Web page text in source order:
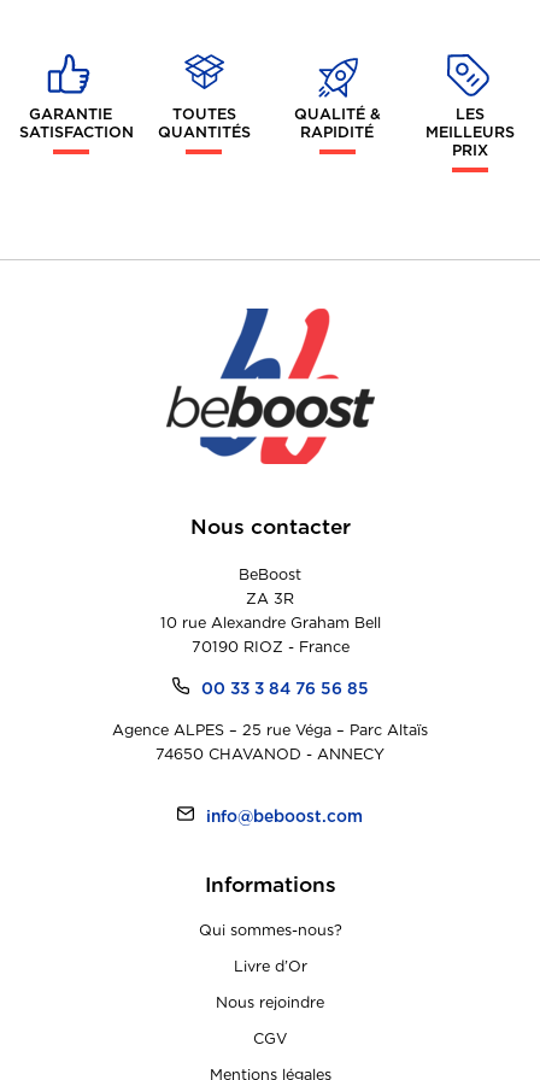
GARANTIE
SATISFACTION
TOUTES
QUANTITÉS
QUALITÉ &
RAPIDITÉ
LES
MEILLEURS
PRIX
Nous contacter
BeBoost
ZA 3R
10 rue Alexandre Graham Bell
70190 RIOZ - France
00 33 3 84 76 56 85
Agence ALPES – 25 rue Véga – Parc Altaïs
74650 CHAVANOD - ANNECY
info@beboost.com
Informations
Qui sommes-nous?
Livre d’Or
Nous rejoindre
CGV
Mentions légales